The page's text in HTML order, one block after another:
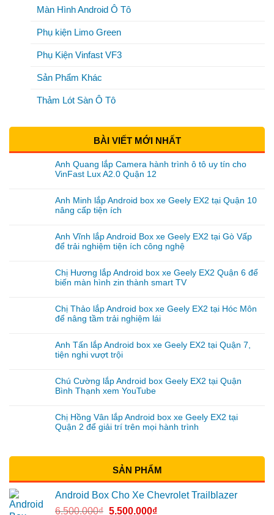
Màn Hình Android Ô Tô
Phụ kiện Limo Green
Phụ Kiện Vinfast VF3
Sản Phẩm Khác
Thảm Lót Sàn Ô Tô
BÀI VIẾT MỚI NHẤT
Anh Quang lắp Camera hành trình ô tô uy tín cho
VinFast Lux A2.0 Quận 12
Anh Minh lắp Android box xe Geely EX2 tại Quận 10
nâng cấp tiện ích
Anh Vĩnh lắp Android Box xe Geely EX2 tại Gò Vấp
để trải nghiệm tiện ích công nghệ
Chị Hương lắp Android box xe Geely EX2 Quận 6 để
biến màn hình zin thành smart TV
Chị Thảo lắp Android box xe Geely EX2 tại Hóc Môn
để nâng tầm trải nghiệm lái
Anh Tấn lắp Android box xe Geely EX2 tại Quận 7,
tiện nghi vượt trội
Chú Cường lắp Android box Geely EX2 tại Quận
Bình Thạnh xem YouTube
Chị Hồng Vân lắp Android box xe Geely EX2 tại
Quận 2 để giải trí trên mọi hành trình
SẢN PHẨM
Android Box Cho Xe Chevrolet Trailblazer
6.500.000₫ 5.500.000₫